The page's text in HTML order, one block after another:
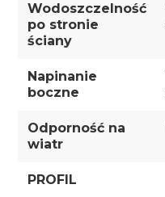
Wodoszczelność
po stronie
ściany
Napinanie
boczne
Odporność na
wiatr
PROFIL